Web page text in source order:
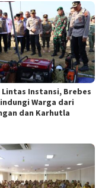
Instansi, Brebes
Warga dari
dan Karhutla